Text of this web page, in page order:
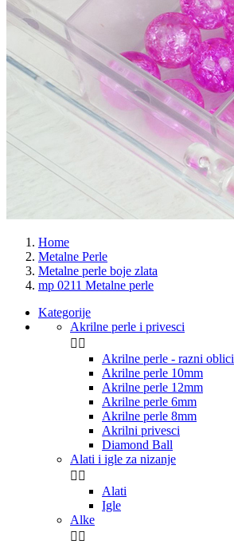
Home
Metalne Perle
Metalne perle boje zlata
mp 0211 Metalne perle
Kategorije
Akrilne perle i privesci
 
Akrilne perle - razni oblici
Akrilne perle 10mm
Akrilne perle 12mm
Akrilne perle 6mm
Akrilne perle 8mm
Akrilni privesci
Diamond Ball
Alati i igle za nizanje
 
Alati
Igle
Alke
 